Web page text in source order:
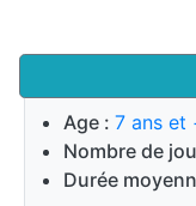
Age : 7 ans et
Nombre de
Durée